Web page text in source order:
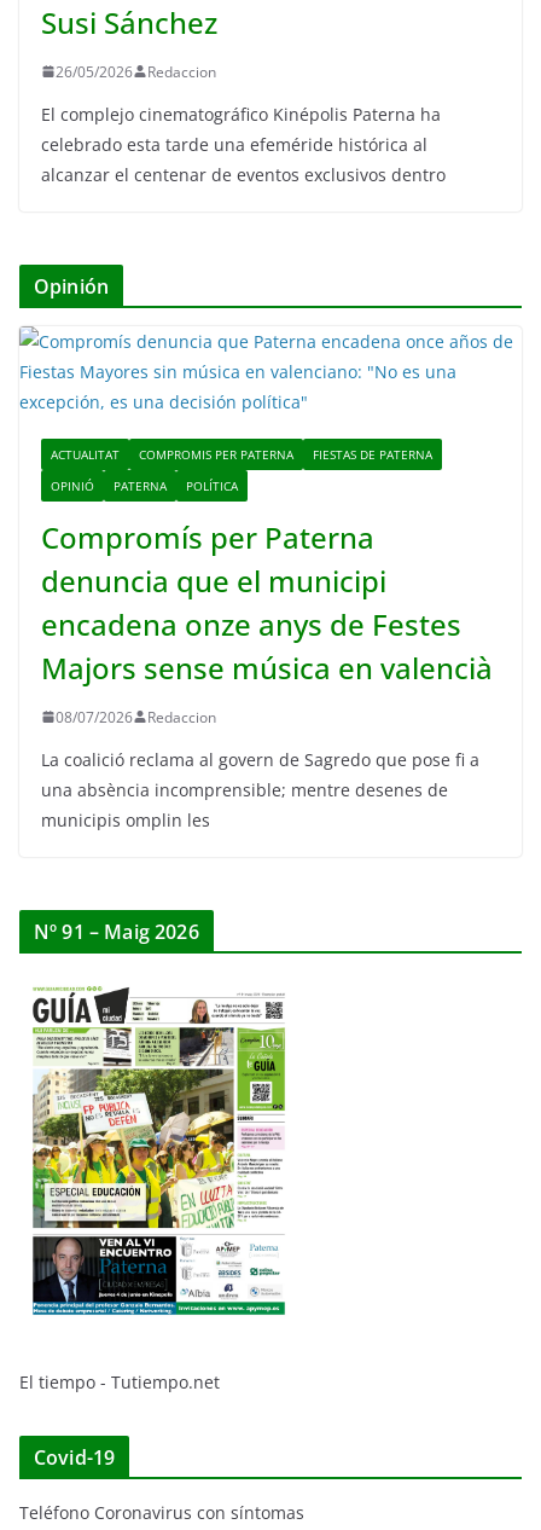
Susi Sánchez
26/05/2026 Redaccion
El complejo cinematográfico Kinépolis Paterna ha
celebrado esta tarde una efeméride histórica al
alcanzar el centenar de eventos exclusivos dentro
Opinión
ACTUALITAT COMPROMIS PER PATERNA
FIESTAS DE PATERNA
OPINIÓ
PATERNA POLÍTICA
Compromís per Paterna
denuncia que el municipi
encadena onze anys de Festes
Majors sense música en valencià
08/07/2026 Redaccion
La coalició reclama al govern de Sagredo que pose fi a
una absència incomprensible; mentre desenes de
municipis omplin les
Nº 91 – Maig 2026
El tiempo - Tutiempo.net
Covid-19
Teléfono Coronavirus con síntomas